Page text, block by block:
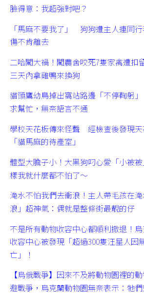
臉得意：我超強對吧？
「馬麻不要我了」 狗狗遭主人連同
傷不肯離去
二哈闖大禍！闖農舍咬死7隻家禽遭扣
三天內拿雞鴨來換狗
貓頭鷹幼鳥掉出窩站路邊「不停鞠躬
求幫忙，無奈語言不通
學校天花板傳來怪聲 經檢查後發現天
「貓馬麻的待產室」
體型大膽子小！大黑狗叼心愛「小被
樣我就什麼都不怕了～
淹水不怕我們去衝浪！主人帶毛孩在
浪」超神氣：偶就是整條街最靚的仔
不是所有動物收容中心都順利撤退！
收容中心被發現「超過300隻汪星人因
亡」！
【烏俄戰爭】因來不及將動物園裡的
避戰爭，烏克蘭動物園無奈表示：牠